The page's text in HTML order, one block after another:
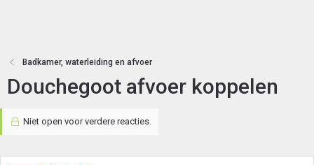
Badkamer, waterleiding en afvoer
Douchegoot afvoer koppelen
Niet open voor verdere reacties.